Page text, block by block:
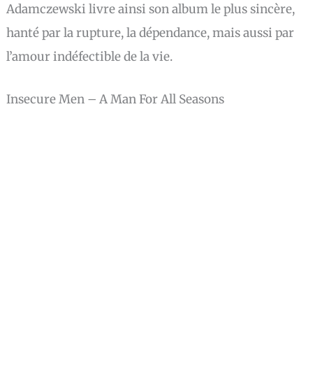
Adamczewski livre ainsi son album le plus sincère,
hanté par la rupture, la dépendance, mais aussi par
l’amour indéfectible de la vie.
Insecure Men – A Man For All Seasons